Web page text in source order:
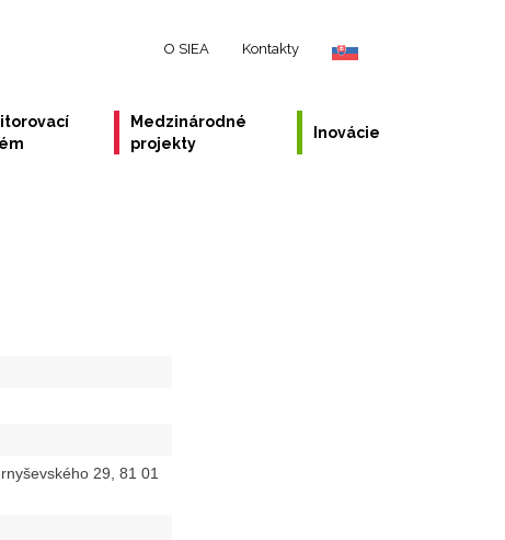
O SIEA Kontakty
Medzinárodné
projekty
Inovácie
29, 81 01